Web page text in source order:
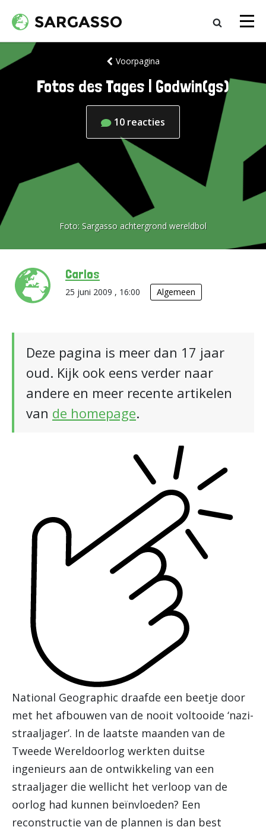
Voorpagina
Fotos des Tages | Godwin(gs)
10 reacties
Foto: Sargasso achtergrond wereldbol
Carlos
25 juni 2009 , 16:00 Algemeen
Deze pagina is meer dan 17 jaar
oud. Kijk ook eens verder naar
andere en meer recente artikelen
van de homepage.
National Geographic draafde een beetje door
met het afbouwen van de nooit voltooide ‘nazi-
straaljager’. In de laatste maanden van de
Tweede Wereldoorlog werkten duitse
ingenieurs aan de ontwikkeling van een
straaljager die wellicht het verloop van de
oorlog had kunnen beïnvloeden? Een
reconstructie van de plannen is dan best